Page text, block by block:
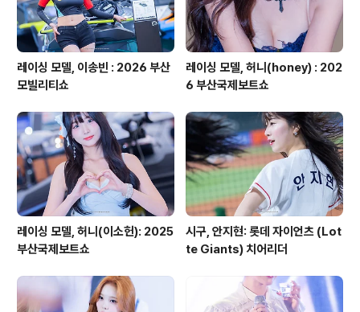
레이싱 모델, 이송빈 : 2026 부산
모빌리티쇼
레이싱 모델, 허니(honey) : 202
6 부산국제보트쇼
레이싱 모델, 허니(이소헌): 2025
부산국제보트쇼
시구, 안지현: 롯데 자이언츠 (Lot
te Giants) 치어리더